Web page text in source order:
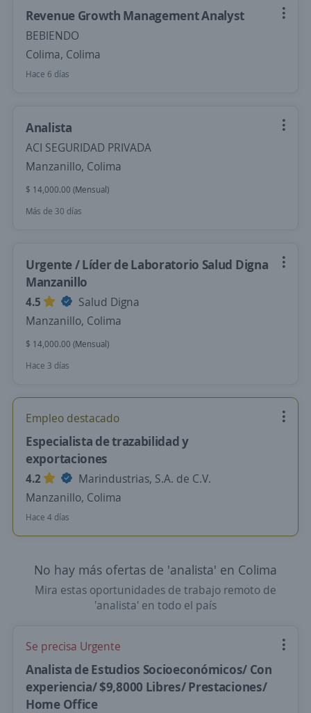
Revenue Growth Management Analyst
BEBIENDO
Colima, Colima
Hace 6 días
Analista
ACI SEGURIDAD PRIVADA
Manzanillo, Colima
$ 14,000.00 (Mensual)
Más de 30 días
Urgente / Líder de Laboratorio Salud Digna
Manzanillo
4.5
Salud Digna
Manzanillo, Colima
$ 14,000.00 (Mensual)
Hace 3 días
Empleo destacado
Especialista de trazabilidad y
exportaciones
4.2
Marindustrias, S.A. de C.V.
Manzanillo, Colima
Hace 4 días
No hay más ofertas de 'analista' en Colima
Mira estas oportunidades de trabajo remoto de
'analista' en todo el país
Se precisa Urgente
Analista de Estudios Socioeconómicos/ Con
experiencia/ $9,8000 Libres/ Prestaciones/
Home Office